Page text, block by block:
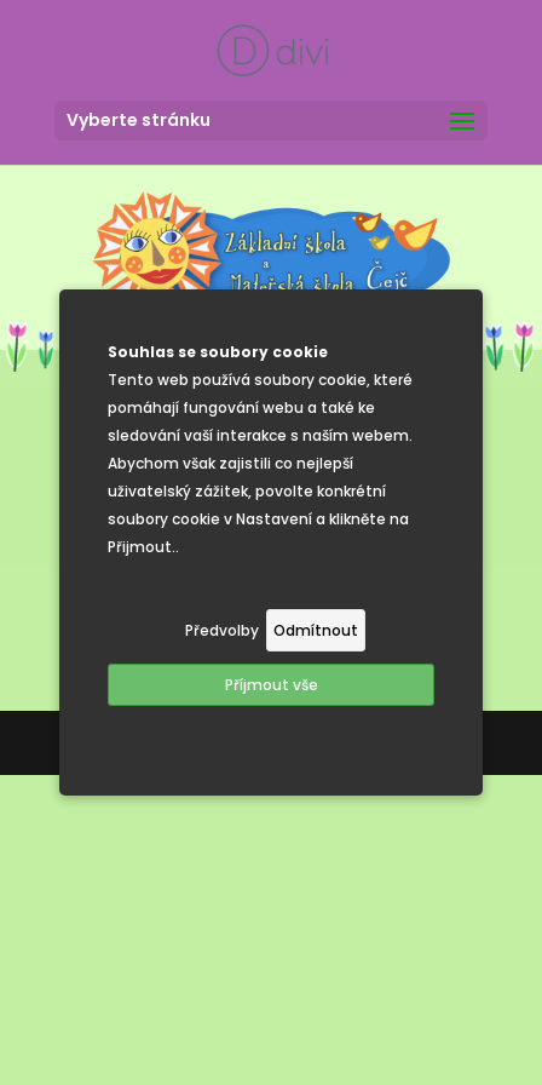
Souhlas se soubory cookie
Tento web používá soubory cookie, které
pomáhají fungování webu a také ke
sledování vaší interakce s naším webem.
Abychom však zajistili co nejlepší
uživatelský zážitek, povolte konkrétní
soubory cookie v Nastavení a klikněte na
Přijmout..
Předvolby Odmítnout
Příjmout vše
Vyberte stránku
Tři králové